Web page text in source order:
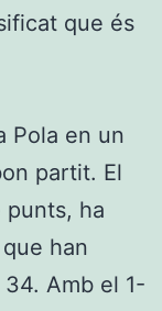
que és
Pola en un
partit. El
punts, ha
han
Amb el 1-